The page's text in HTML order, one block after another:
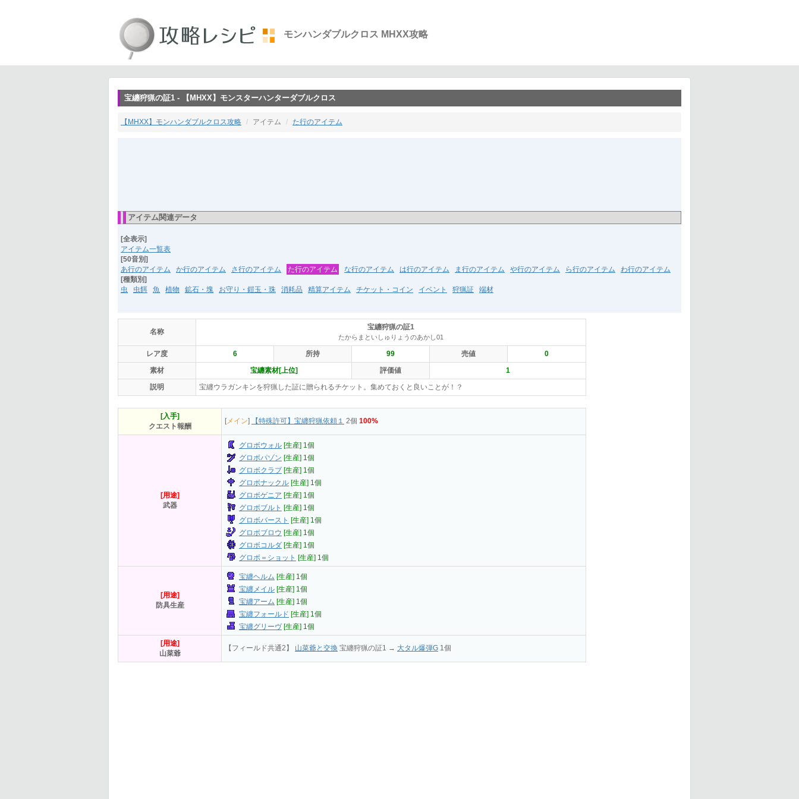
モンハンダブルクロス MHXX攻略
宝纏狩猟の証1 - 【MHXX】モンスターハンターダブルクロス
【MHXX】モンハンダブルクロス攻略 アイテム た行のアイテム
アイテム関連データ
[全表示]
アイテム一覧表
[50音別]
あ行のアイテム
か行のアイテム さ行のアイテム た行のアイテム な行のアイテム は行のアイテム ま行のアイテム や行のアイテム ら行のアイテム
わ行のアイテム
[種類別]
虫
虫餌 魚 植物 鉱石・塊 お守り・鎧玉・珠 消耗品 精算アイテム チケット・コイン イベント 狩猟証 端材
名称
宝纏狩猟の証1
たからまといしゅりょうのあかし01
レア度 6 所持 99 売値
0
素材
宝纏素材[上位] 評価値
1
説明
宝纏ウラガンキンを狩猟した証に贈られるチケット。集めておくと良いことが！？
[入手]
クエスト報酬
[メイン] 【特殊許可】宝纏狩猟依頼１ 2個 100%
[用途]
武器
グロボウォル [生産] 1個
グロボパゾン [生産] 1個
グロボクラブ [生産] 1個
グロボナックル [生産] 1個
グロボゲニア [生産] 1個
グロボブルト [生産] 1個
グロボバースト [生産] 1個
グロボブロウ [生産] 1個
グロボコルダ [生産] 1個
グロボ＝ショット [生産] 1個
[用途]
防具生産
宝纏ヘルム [生産] 1個
宝纏メイル [生産] 1個
宝纏アーム [生産] 1個
宝纏フォールド [生産] 1個
宝纏グリーヴ [生産] 1個
[用途]
山菜爺
【フィールド共通2】 山菜爺と交換 宝纏狩猟の証1 → 大タル爆弾G 1個